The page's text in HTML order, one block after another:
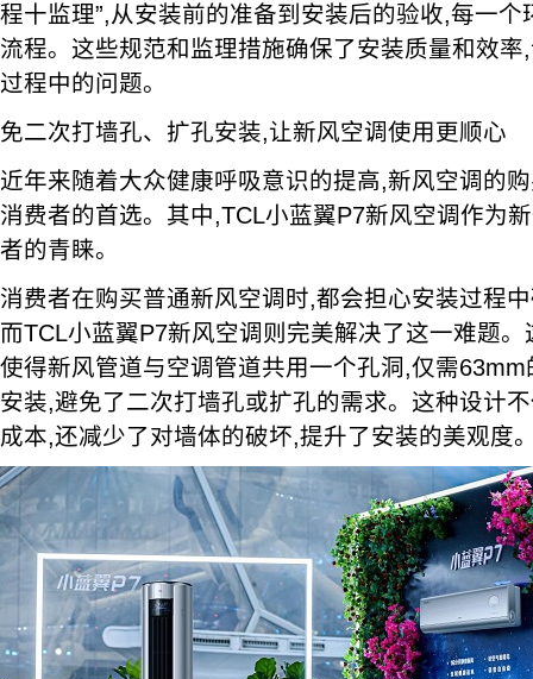
程十监理”,从安装前的准备到安装后的验收,每一
流程。这些规范和监理措施确保了安装质量和效
过程中的问题。
免二次打墙孔、扩孔安装,让新风空调使用更顺心
近年来随着大众健康呼吸意识的提高,新风空调的
消费者的首选。其中,TCL小蓝翼P7新风空调作为
者的青睐。
消费者在购买普通新风空调时,都会担心安装过程
而TCL小蓝翼P7新风空调则完美解决了这一难题
使得新风管道与空调管道共用一个孔洞,仅需
安装,避免了二次打墙孔或扩孔的需求。这种设计
成本,还减少了对墙体的破坏,提升了安装的美观度